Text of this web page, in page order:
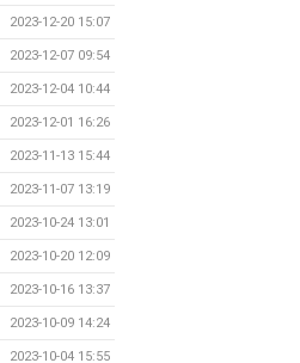
2023-12-20 15:07
2023-12-07 09:54
2023-12-04 10:44
2023-12-01 16:26
2023-11-13 15:44
2023-11-07 13:19
2023-10-24 13:01
2023-10-20 12:09
2023-10-16 13:37
2023-10-09 14:24
2023-10-04 15:55